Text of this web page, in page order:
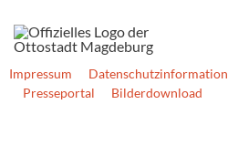
Impressum Datenschutzinformation
Presseportal
Bilderdownload